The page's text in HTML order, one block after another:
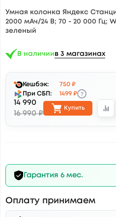
Умная колонка Яндекс
2000 мАч/24 В; 70 - 20 000 Гц;
зеленый
В наличиив 3 магазинах
Кешбэк:
750 ₽
При СБП:
1499 ₽ ?
14 990
16 990 ₽
Купить
Гарантия 6 мес.
Оплату принимаем